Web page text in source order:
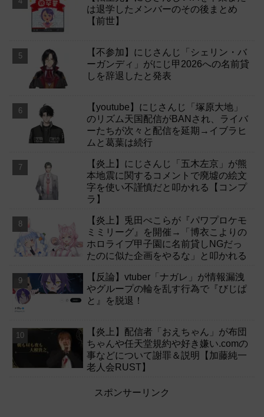
は退学したメンバーのその後まとめ
【前世】
【不参加】にじさんじ「シェリン・バ
ーガンディ」がにじ甲2026への名前貸
しを辞退したと発表
【youtube】にじさんじ「塚原大地」
のリズム天国配信がBANされ、ライバ
ーたちが次々と配信を延期→イブラヒ
ムと葛葉は続行
【炎上】にじさんじ「五木左京」が熊
本地震に関するコメントで廃墟の絵文
字を使い不謹慎だと叩かれる【コンプ
ラ】
【炎上】兎田ぺこらが『パワプロケモ
ミミリーグ』を開催→「博衣こよりの
ホロライブ甲子園に名前貸しNGだっ
たのに似た企画をやるな」と叩かれる
【反論】vtuber「ナガレ」が情報漏洩
やグループの輪を乱す行為で『びじぱ
と』を脱退！
【炎上】配信者「おえちゃん」が布団
ちゃんや任天堂規約や好き嫌い.comの
事などについて謝罪＆説明【加藤純一
老人会RUST】
スポンサーリンク